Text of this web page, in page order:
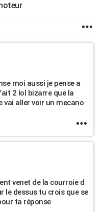
moi aussi je pense a
2 lol bizarre que la
vai aller voir un mecano
venet de la courroie d
le dessus tu crois que se
ta réponse